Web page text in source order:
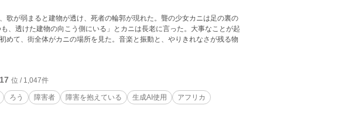
歌が弱まると建物が透け、死者の輪郭が現れた。聾の少女カニは足の裏の
、透けた建物の向こう側にいる」とカニは長老に言った。大事なことが起
めて、街全体がカニの場所を見た。音楽と振動と、やりきれなさが残る物
17 位 / 1,047件
ろう 障害者 障害を抱えている 生成AI使用
アフリカ